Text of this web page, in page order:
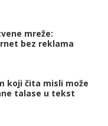
mreže:
bez reklama
koji čita misli može
talase u tekst